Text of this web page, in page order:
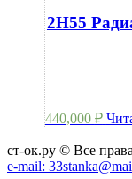
2Н55
440,000 ₽
ст-ок.ру © Все
e-mail: